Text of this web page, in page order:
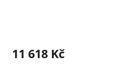
11 618 Kč